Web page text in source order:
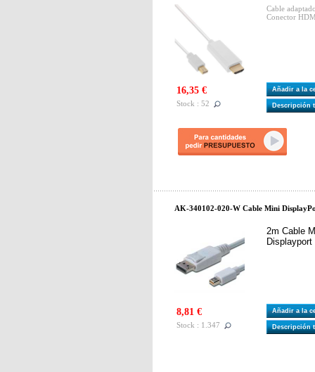
Cable
Conector
16,35 €
Stock : 52
Añadir a la
Descripción
AK-340102-020-W Cable Mini
2m Cable
8,81 €
Stock : 1.347
Añadir a la
Descripción